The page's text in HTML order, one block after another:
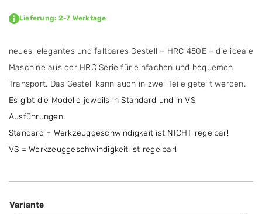
Lieferung: 2-7 Werktage
neues, elegantes und faltbares Gestell – HRC 450E – die ideale
Maschine aus der HRC Serie für einfachen und bequemen
Transport. Das Gestell kann auch in zwei Teile geteilt werden.
Es gibt die Modelle jeweils in Standard und in VS
Ausführungen:
Standard = Werkzeuggeschwindigkeit ist NICHT regelbar!
VS = Werkzeuggeschwindigkeit ist regelbar!
Variante